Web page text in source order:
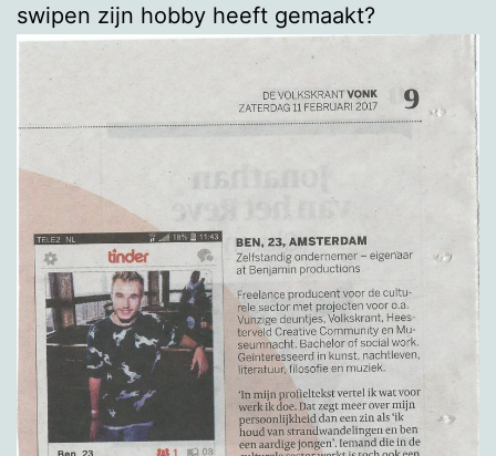
swipen zijn hobby heeft gemaakt?